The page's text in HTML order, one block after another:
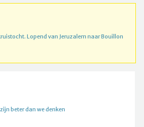
Lopend van Jeruzalem naar Bouillon
beter dan we denken